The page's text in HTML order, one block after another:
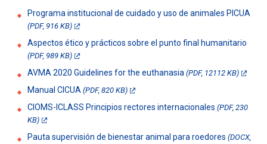
Programa institucional de cuidado y uso de animales PICUA
(PDF, 916 KB)
Aspectos ético y prácticos sobre el punto final humanitario
(PDF, 989 KB)
AVMA 2020 Guidelines for the euthanasia (PDF, 12112 KB)
Manual CICUA (PDF, 820 KB)
CIOMS-ICLASS Principios rectores internacionales (PDF, 230
KB)
Pauta supervisión de bienestar animal para roedores (DOCX,